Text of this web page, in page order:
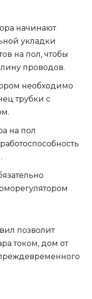
начинают
укладки
на пол, чтобы
проводов.
необходимо
трубки с
на пол
позволит
током, дом от